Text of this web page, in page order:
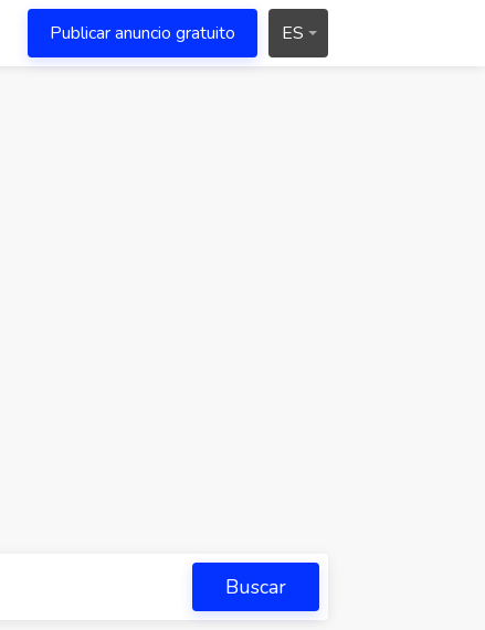
Publicar anuncio gratuito ES
Buscar